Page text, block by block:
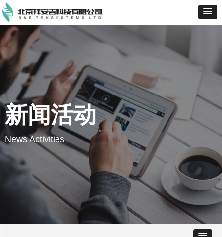
新闻活动
News Activities